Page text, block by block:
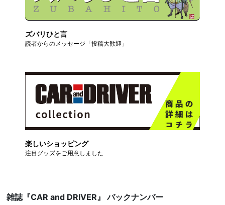
ズバリひと言
読者からのメッセージ「投稿大歓迎」
楽しいショッピング
注目グッズをご用意しました
雑誌『CAR and DRIVER』 バックナンバー